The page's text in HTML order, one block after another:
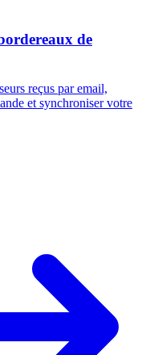
de
reçus par email,
et synchroniser votre